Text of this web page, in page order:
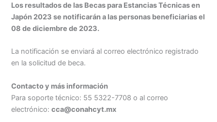
Los resultados de las Becas para Estancias Técnicas en
Japón 2023 se notificarán a las personas beneficiarias el
08 de diciembre de 2023.
La notificación se enviará al correo electrónico registrado
en la solicitud de beca.
Contacto y más información
Para soporte técnico: 55 5322-7708 o al correo
electrónico: cca@conahcyt.mx